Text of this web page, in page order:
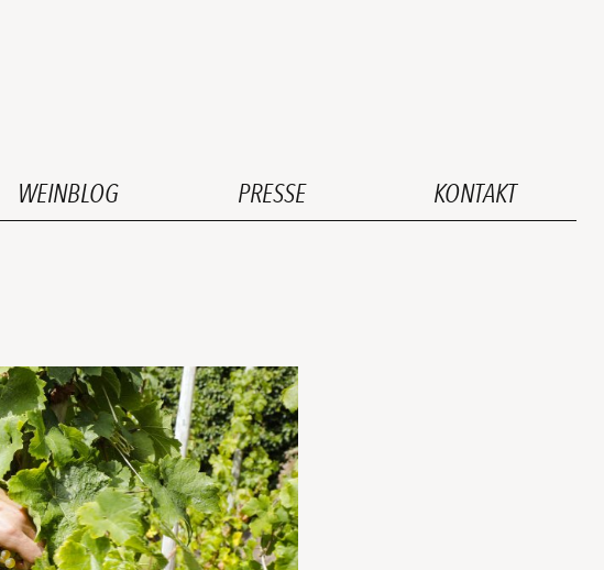
WEINBLOG PRESSE KONTAKT